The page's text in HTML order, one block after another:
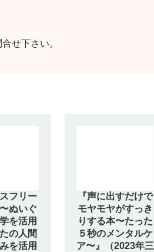
せ下さい。
フリー
ぬいぐ
を活用
の人間
を活用
『声に出すだけで
モヤモヤがすっき
りする本〜たった
５秒のメンタルケ
ア〜』（2023年三